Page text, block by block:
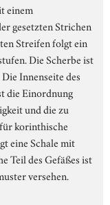
einem
gesetzten Strichen
Streifen folgt ein
Die Scherbe ist
Innenseite des
die Einordnung
und die zu
korinthische
eine Schale mit
Teil des Gefäßes ist
versehen.